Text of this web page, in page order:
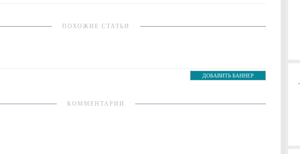
ПОХОЖИЕ СТАТЬИ
ДОБАВИТЬ БАННЕР
КОММЕНТАРИИ